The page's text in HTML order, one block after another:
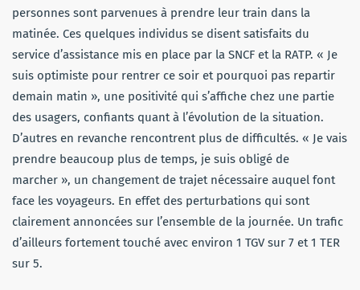
personnes sont parvenues à prendre leur train dans la
matinée. Ces quelques individus se disent satisfaits du
service d’assistance mis en place par la SNCF et la RATP. « Je
suis optimiste pour rentrer ce soir et pourquoi pas repartir
demain matin », une positivité qui s’affiche chez une partie
des usagers, confiants quant à l’évolution de la situation.
D’autres en revanche rencontrent plus de difficultés. « Je vais
prendre beaucoup plus de temps, je suis obligé de
marcher », un changement de trajet nécessaire auquel font
face les voyageurs. En effet des perturbations qui sont
clairement annoncées sur l’ensemble de la journée. Un trafic
d’ailleurs fortement touché avec environ 1 TGV sur 7 et 1 TER
sur 5.